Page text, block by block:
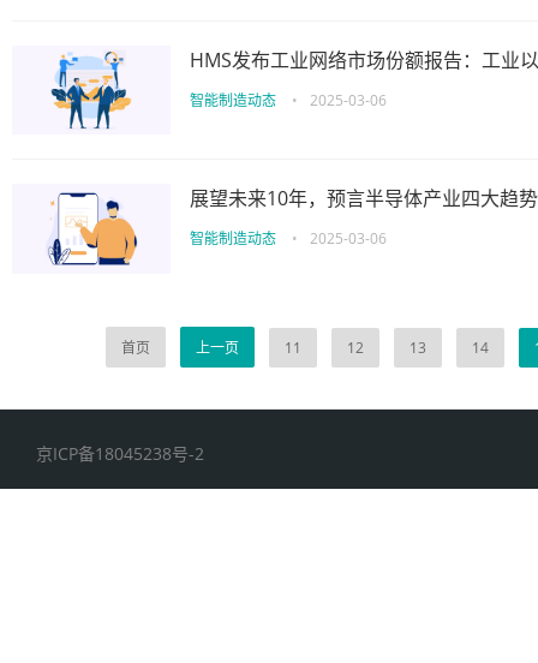
HMS发布工业网络市场份额报告：工业
智能制造动态 • 2025-03-06
展望未来10年，预言半导体产业四大趋势
智能制造动态 • 2025-03-06
首页 上一页 11 12 13 14
京ICP备18045238号-2